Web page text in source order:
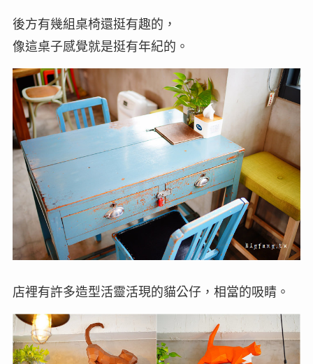
後方有幾組桌椅還挺有趣的，
像這桌子感覺就是挺有年紀的。
店裡有許多造型活靈活現的貓公仔，相當的吸睛。